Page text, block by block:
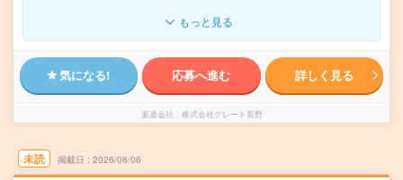
もっと見る
気になる! 応募へ進む 詳しく見る
派遣会社 株式会社グレート長野
未読 掲載日 2026/08/06